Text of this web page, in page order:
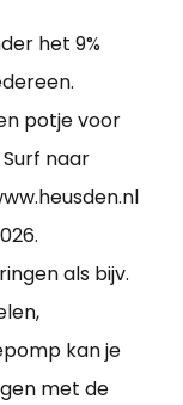
het 9%
potje voor
naar
als bijv.
kan je
met de